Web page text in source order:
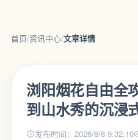
首页/资讯中心/文章详情
浏阳烟花自由全
到山水秀的沉浸
发布时间：2026/8/8 9:32:10